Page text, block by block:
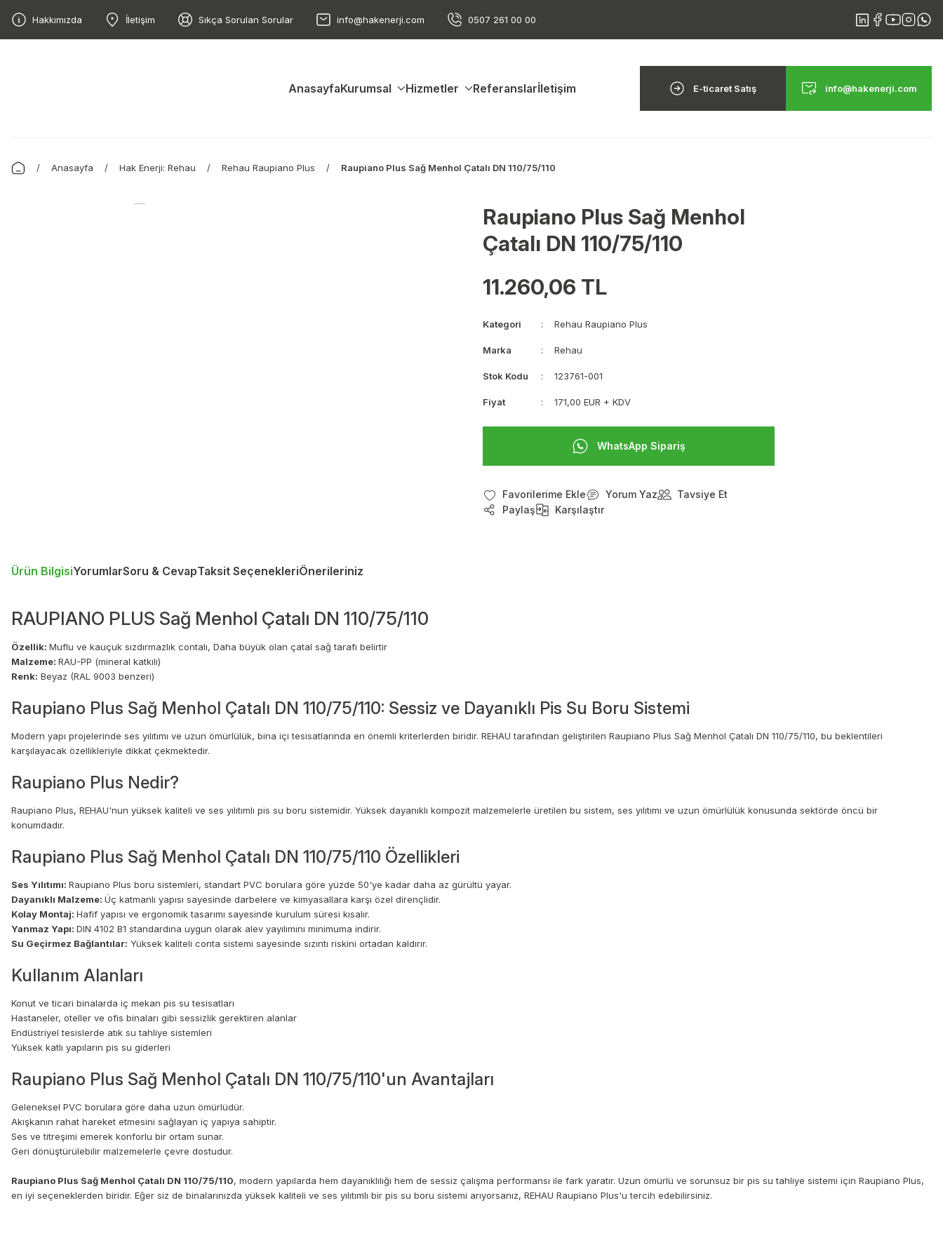
Hakkımızda İletişim Sıkça Sorulan Sorular info@hakenerji.com 0507 261 00 00
AnasayfaKurumsal Hizmetler Referanslarİletişim E-ticaret Satış info@hakenerji.com
Anasayfa Hak Enerji: Rehau Rehau Raupiano Plus Raupiano Plus Sağ Menhol Çatalı DN 110/75/110
Raupiano Plus Sağ Menhol
Çatalı DN 110/75/110
11.260,06 TL
Kategori Rehau Raupiano Plus
Marka Rehau
Stok Kodu 123761-001
Fiyat 171,00 EUR + KDV
WhatsApp Sipariş
Yorum Yaz
Tavsiye Et
Paylaş
Karşılaştır
Ürün BilgisiYorumlarSoru & CevapTaksit SeçenekleriÖnerileriniz
RAUPIANO PLUS Sağ Menhol Çatalı DN 110/75/110
Özellik: Muflu ve kauçuk sızdırmazlık contalı, Daha büyük olan çatal sağ tarafı belirtir
Malzeme: RAU-PP (mineral katkılı)
Renk: Beyaz (RAL 9003 benzeri)
Raupiano Plus Sağ Menhol Çatalı DN 110/75/110: Sessiz ve Dayanıklı Pis Su Boru Sistemi
Modern yapı projelerinde ses yılıtımı ve uzun ömürlülük, bina içi tesisatlarında en önemli kriterlerden biridir. REHAU tarafından geliştirilen Raupiano Plus Sağ Menhol Çatalı DN 110/75/110, bu beklentileri
karşılayacak özellikleriyle dikkat çekmektedir.
Raupiano Plus Nedir?
Raupiano Plus, REHAU'nun yüksek kaliteli ve ses yılıtımlı pis su boru sistemidir. Yüksek dayanıklı kompozit malzemelerle üretilen bu sistem, ses yılıtımı ve uzun ömürlülük konusunda sektörde öncü bir
konumdadır.
Raupiano Plus Sağ Menhol Çatalı DN 110/75/110 Özellikleri
Ses Yılıtımı: Raupiano Plus boru sistemleri, standart PVC borulara göre yüzde 50'ye kadar daha az gürültü yayar.
Dayanıklı Malzeme: Üç katmanlı yapısı sayesinde darbelere ve kimyasallara karşı özel dirençlidir.
Kolay Montaj: Hafif yapısı ve ergonomik tasarımı sayesinde kurulum süresi kısalır.
Yanmaz Yapı: DIN 4102 B1 standardına uygun olarak alev yayılımını minimuma indirir.
Su Geçirmez Bağlantılar: Yüksek kaliteli conta sistemi sayesinde sızıntı riskini ortadan kaldırır.
Kullanım Alanları
Konut ve ticari binalarda iç mekan pis su tesisatları
Hastaneler, oteller ve ofis binaları gibi sessizlik gerektiren alanlar
Endüstriyel tesislerde atık su tahliye sistemleri
Yüksek katlı yapıların pis su giderleri
Raupiano Plus Sağ Menhol Çatalı DN 110/75/110'un Avantajları
Geleneksel PVC borulara göre daha uzun ömürlüdür.
Akışkanın rahat hareket etmesini sağlayan iç yapıya sahiptir.
Ses ve titreşimi emerek konforlu bir ortam sunar.
Geri dönüştürülebilir malzemelerle çevre dostudur.
Raupiano Plus Sağ Menhol Çatalı DN 110/75/110, modern yapılarda hem dayanıklılığı hem de sessiz çalışma performansı ile fark yaratır. Uzun ömürlü ve sorunsuz bir pis su tahliye sistemi için Raupiano Plus,
en iyi seçeneklerden biridir. Eğer siz de binalarınızda yüksek kaliteli ve ses yılıtımlı bir pis su boru sistemi arıyorsanız, REHAU Raupiano Plus'u tercih edebilirsiniz.